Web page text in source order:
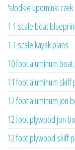
'słodkie upominki czek
1 1 scale boat
1 1 scale kayak plans
10 foot aluminum
11 foot aluminum skiff
12 foot aluminum jon
12 foot plywood jon
12 foot plywood skiff